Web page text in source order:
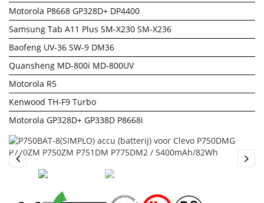
Motorola P8668 GP328D+ DP4400
Samsung Tab A11 Plus SM-X230 SM-X236
Baofeng UV-36 SW-9 DM36
Quansheng MD-800i MD-800UV
Motorola R5
Kenwood TH-F9 Turbo
Motorola GP328D+ GP338D P8668i
Previous